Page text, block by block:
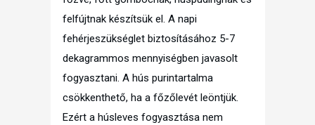
felfújtnak készítsük el. A napi
fehérjeszükséglet biztosításához 5-7
dekagrammos mennyiségben javasolt
fogyasztani. A hús purintartalma
csökkenthető, ha a főzőlevét leöntjük.
Ezért a húsleves fogyasztása nem